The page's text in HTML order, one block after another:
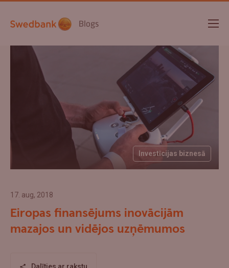
Blogs
Investīcijas biznesā
17. aug, 2018
Eiropas finansējums inovācijām
mazajos un vidējos uzņēmumos